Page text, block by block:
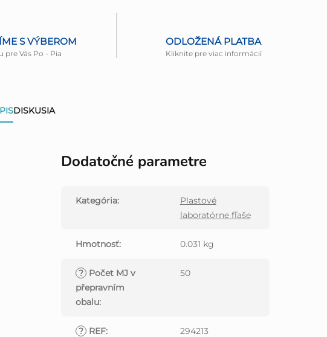
S VÝBEROM
pre Vás Po - Pia
ODLOŽENÁ PLATBA
Kliknite pre viac informácií
DISKUSIA
Dodatočné parametre
Kategória:
Plastové
laboratórne fľaše
Hmotnosť: 0.031 kg
? Počet MJ v
přepravním
obalu:
50
? REF: 294213